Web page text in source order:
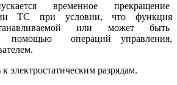
временное прекращение
ТС при условии, что функция
или может быть
операций управления,
электростатическим разрядам.